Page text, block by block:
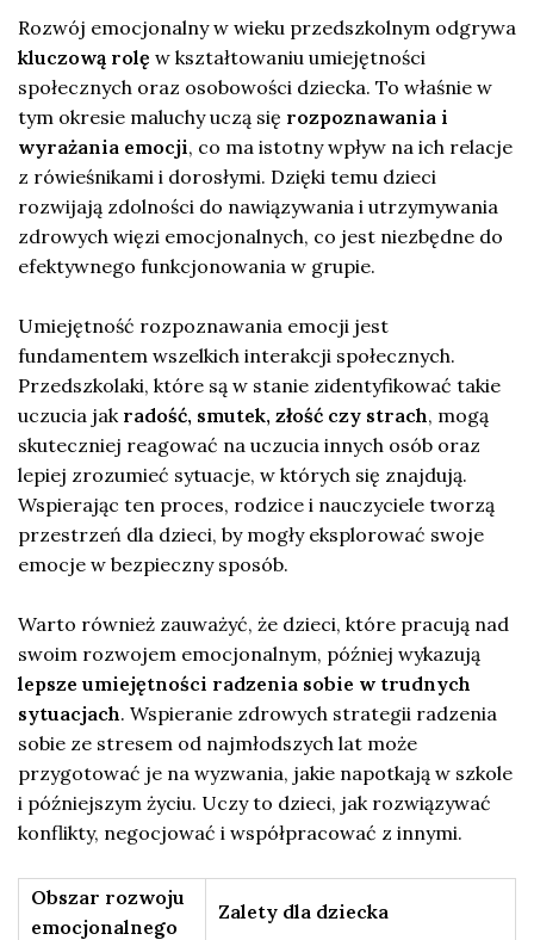
Rozwój emocjonalny w wieku przedszkolnym odgrywa
kluczową rolę w kształtowaniu umiejętności
społecznych oraz osobowości dziecka. To właśnie w
tym okresie maluchy uczą się rozpoznawania i
wyrażania emocji, co ma istotny wpływ na ich relacje
z rówieśnikami i dorosłymi. Dzięki temu dzieci
rozwijają zdolności do nawiązywania i utrzymywania
zdrowych więzi emocjonalnych, co jest niezbędne do
efektywnego funkcjonowania w grupie.
Umiejętność rozpoznawania emocji jest
fundamentem wszelkich interakcji społecznych.
Przedszkolaki, które są w stanie zidentyfikować takie
uczucia jak radość, smutek, złość czy strach, mogą
skuteczniej reagować na uczucia innych osób oraz
lepiej zrozumieć sytuacje, w których się znajdują.
Wspierając ten proces, rodzice i nauczyciele tworzą
przestrzeń dla dzieci, by mogły eksplorować swoje
emocje w bezpieczny sposób.
Warto również zauważyć, że dzieci, które pracują nad
swoim rozwojem emocjonalnym, później wykazują
lepsze umiejętności radzenia sobie w trudnych
sytuacjach. Wspieranie zdrowych strategii radzenia
sobie ze stresem od najmłodszych lat może
przygotować je na wyzwania, jakie napotkają w szkole
i późniejszym życiu. Uczy to dzieci, jak rozwiązywać
konflikty, negocjować i współpracować z innymi.
Obszar rozwoju
emocjonalnego
Zalety dla dziecka